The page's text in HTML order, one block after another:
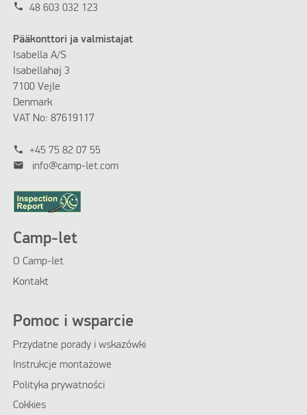
phone 48 603 032 123
Pääkonttori ja valmistajat
Isabella A/S
Isabellahøj 3
7100 Vejle
Denmark
VAT No: 87619117
phone +45 75 82 07 55
mail info@camp-let.com
Camp-let
O Camp-let
Kontakt
Pomoc i wsparcie
Przydatne porady i wskazówki
Instrukcje montażowe
Polityka prywatności
Cokkies